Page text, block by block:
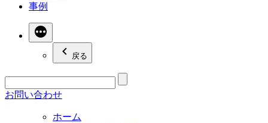
事例
続
き
戻る
お問い合わせ
ホーム